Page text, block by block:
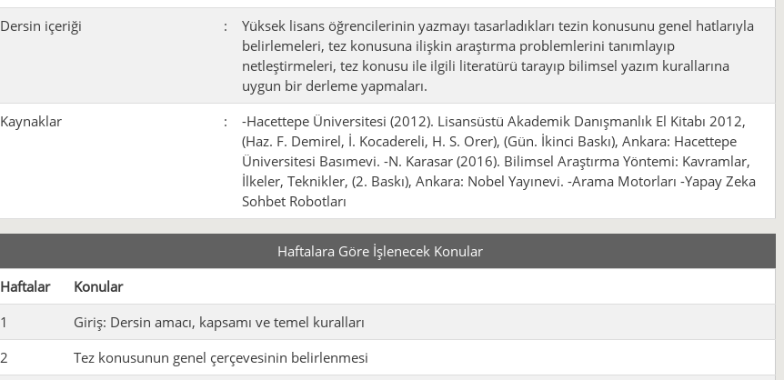
Dersin içeriği
:
Yüksek lisans öğrencilerinin yazmayı tasarladıkları tezin konusunu genel hatlarıyla
belirlemeleri, tez konusuna ilişkin araştırma problemlerini tanımlayıp
netleştirmeleri, tez konusu ile ilgili literatürü tarayıp bilimsel yazım kurallarına
uygun bir derleme yapmaları.
Kaynaklar
:
-Hacettepe Üniversitesi (2012). Lisansüstü Akademik Danışmanlık El Kitabı 2012,
(Haz. F. Demirel, İ. Kocadereli, H. S. Orer), (Gün. İkinci Baskı), Ankara: Hacettepe
Üniversitesi Basımevi. -N. Karasar (2016). Bilimsel Araştırma Yöntemi: Kavramlar,
İlkeler, Teknikler, (2. Baskı), Ankara: Nobel Yayınevi. -Arama Motorları -Yapay Zeka
Sohbet Robotları
Haftalara Göre İşlenecek Konular
Haftalar
Konular
1
Giriş: Dersin amacı, kapsamı ve temel kuralları
2
Tez konusunun genel çerçevesinin belirlenmesi